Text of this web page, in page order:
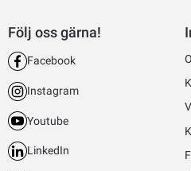
Följ oss gärna!
Facebook
Instagram
Youtube
LinkedIn